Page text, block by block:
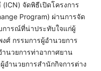
จัดพิธีเปิดโครงการ
Program) ผ่านการจัด
การณ์ที่น่าประทับใจแก่ผู้
ศ์ กรรมการผู้อำนวยการ
นวยการท่าอากาศยาน
ำนวยการสำนักกิจการต่าง